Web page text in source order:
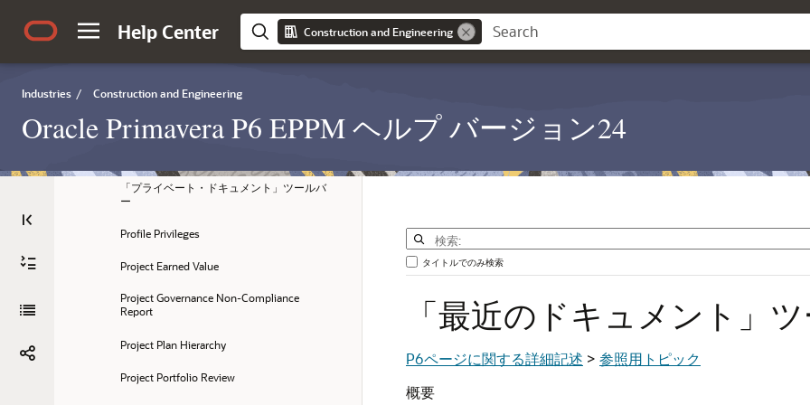
Help Center Construction and Engineering
Industries / Construction and Engineering
Oracle Primavera P6 EPPM ヘルプ バージョン24
「ポートフォリオ分析」ツールバー
「ポートフォリオ」ナビゲーション・バー
対応前しきい値(リスク)
「プライベート・ドキュメント」ツールバ
ー
Profile Privileges
Project Earned Value
Project Governance Non-Compliance
Report
Project Plan Hierarchy
Project Portfolio Review
タイトルでのみ検索
「最近のドキュメント」
P6ページに関する詳細記述 > 参照用トピック
概要